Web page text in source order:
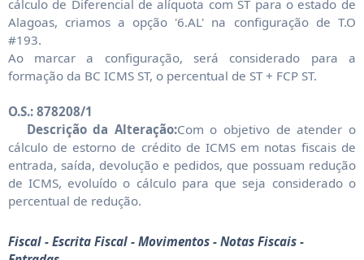
cálculo de Diferencial de alíquota com ST para o estado de
Alagoas, criamos a opção '6.AL' na configuração de T.O
#193.
Ao marcar a configuração, será considerado para a
formação da BC ICMS ST, o percentual de ST + FCP ST.
O.S.: 878208/1
Descrição da Alteração:Com o objetivo de atender o
cálculo de estorno de crédito de ICMS em notas fiscais de
entrada, saída, devolução e pedidos, que possuam redução
de ICMS, evoluído o cálculo para que seja considerado o
percentual de redução.
Fiscal - Escrita Fiscal - Movimentos - Notas Fiscais -